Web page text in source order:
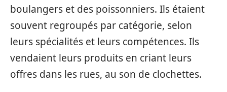
boulangers et des poissonniers. Ils étaient
souvent regroupés par catégorie, selon
leurs spécialités et leurs compétences. Ils
vendaient leurs produits en criant leurs
offres dans les rues, au son de clochettes.